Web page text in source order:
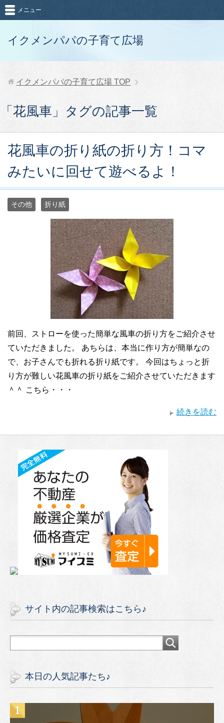
イクメンパパの子育て広場
メニュー
イクメンパパの子育て広場 TOP
「花風車」タグの記事一覧
花風車の折り紙の折り方！コマ
みたいに回せて遊べるよ！
その他 折り紙
前回、ストローを使った簡単な風車の折り方をご紹介させ
ていただきました。 あちらは、本当に作り方が簡単なの
で、お子さんでも折れる折り紙です。 今回はちょっと折
り方が難しい花風車の折り紙をご紹介させていただきます
＾＾ こちら・・・
続きを読む
サイト内の記事検索はこちら♪
本日の人気記事たち♪